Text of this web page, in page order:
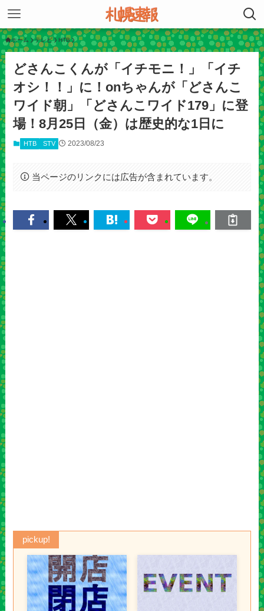
ホーム テレビ HTB
どさんこくんが「イチモニ！」「イチ
オシ！！」に！onちゃんが「どさんこ
ワイド朝」「どさんこワイド179」に登
場！8月25日（金）は歴史的な1日に
HTB STV 2023/08/23
当ページのリンクには広告が含まれています。
pickup!